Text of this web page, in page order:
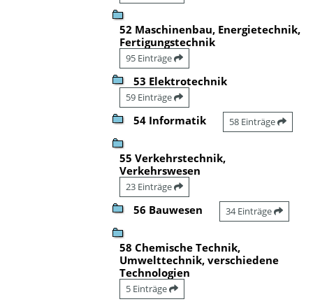
52 Maschinenbau, Energietechnik,
Fertigungstechnik
95 Einträge
53 Elektrotechnik
59 Einträge
54 Informatik 58 Einträge
55 Verkehrstechnik,
Verkehrswesen
23 Einträge
56 Bauwesen 34 Einträge
58 Chemische Technik,
Umwelttechnik, verschiedene
Technologien
5 Einträge